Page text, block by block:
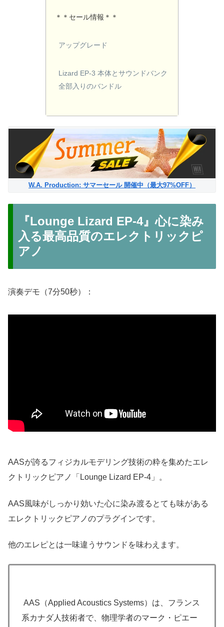
＊＊セール情報＊＊
アップグレード
Lizard EP-3 本体とサウンドバンク
全部入りのバンドル
W.A. Production: サマーセール 開催中（最大97%OFF）
『Lounge Lizard EP-4』心に染み
入る最高品質のエレクトリックピ
アノ
演奏デモ（7分50秒）：
AASが誇るフィジカルモデリング技術の粋を集めたエレ
クトリックピアノ「Lounge Lizard EP-4」。
AAS風味がしっかり効いた心に染み渡るとても味がある
エレクトリックピアノのプラグインです。
他のエレピとは一味違うサウンドを味わえます。
AAS（Applied Acoustics Systems）は、フランス
系カナダ人技術者で、物理学者のマーク・ピエー